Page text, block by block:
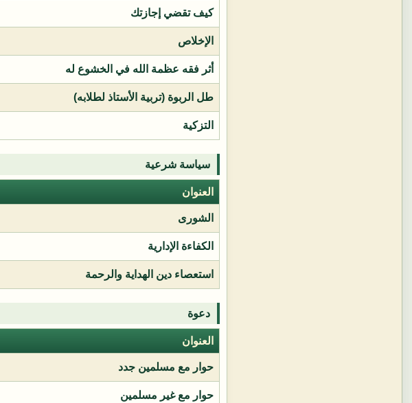
كيف تقضي إجازتك
الإخلاص
أثر فقه عظمة الله في الخشوع له
طل الربوة (تربية الأستاذ لطلابه)
التزكية
سياسة شرعية
العنوان
الشورى
الكفاءة الإدارية
استعصاء دين الهداية والرحمة
دعوة
العنوان
حوار مع مسلمين جدد
حوار مع غير مسلمين